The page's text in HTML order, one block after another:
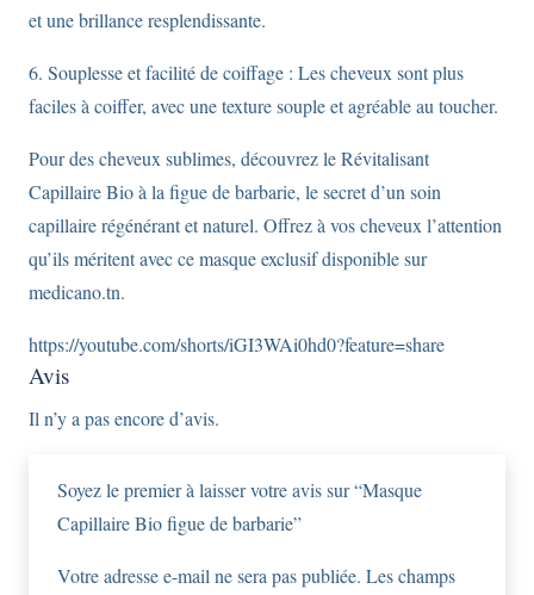
et une brillance resplendissante.
6. Souplesse et facilité de coiffage : Les cheveux sont plus
faciles à coiffer, avec une texture souple et agréable au toucher.
Pour des cheveux sublimes, découvrez le Révitalisant
Capillaire Bio à la figue de barbarie, le secret d’un soin
capillaire régénérant et naturel. Offrez à vos cheveux l’attention
qu’ils méritent avec ce masque exclusif disponible sur
medicano.tn.
https://youtube.com/shorts/iGI3WAi0hd0?feature=share
Avis
Il n’y a pas encore d’avis.
Soyez le premier à laisser votre avis sur “Masque
Capillaire Bio figue de barbarie”
Votre adresse e-mail ne sera pas publiée. Les champs